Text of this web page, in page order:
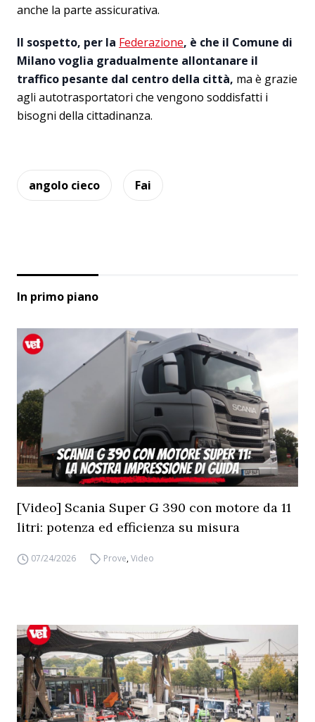
anche la parte assicurativa.
Il sospetto, per la Federazione, è che il Comune di
Milano voglia gradualmente allontanare il
traffico pesante dal centro della città, ma è grazie
agli autotrasportatori che vengono soddisfatti i
bisogni della cittadinanza.
angolo cieco Fai
In primo piano
[Video] Scania Super G 390 con motore da 11
litri: potenza ed efficienza su misura
07/24/2026 Prove,Video